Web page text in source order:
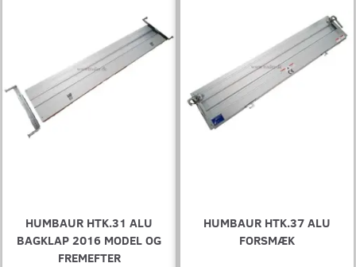
HUMBAUR HTK.31 ALU
BAGKLAP 2016 MODEL OG
FREMEFTER
HUMBAUR HTK.37 ALU
FORSMÆK